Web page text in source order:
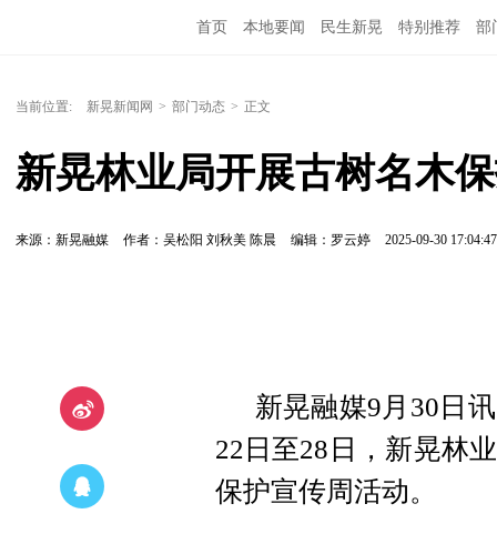
首页 本地要闻 民生新晃 特别推荐 部
当前位置: 新晃新闻网 > 部门动态 > 正文
新晃林业局开展古树名木
来源：新晃融媒 作者：吴松阳 刘秋美 陈晨 编辑：罗云婷 2025-09-30 17:04:47
新晃融媒9月30日
22日至28日，新晃林
保护宣传周活动。